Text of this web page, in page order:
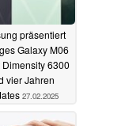
präsentiert
Galaxy M06
Dimensity 6300
vier Jahren
27.02.2025